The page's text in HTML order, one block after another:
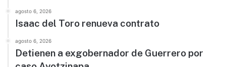
agosto 6, 2026
Isaac del Toro renueva contrato
agosto 6, 2026
Detienen a exgobernador de Guerrero por